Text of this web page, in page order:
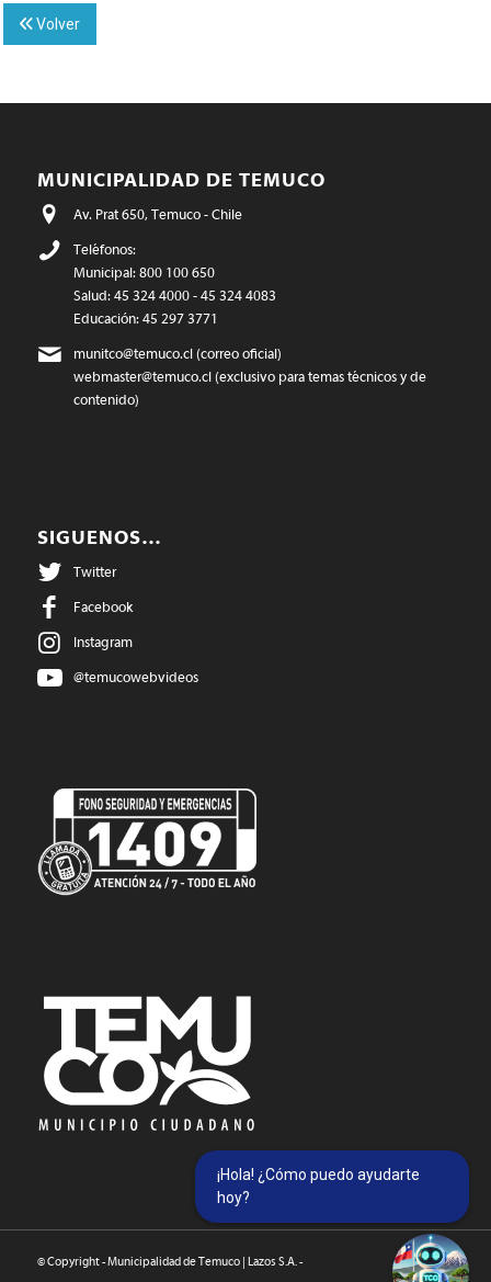
Volver
MUNICIPALIDAD DE TEMUCO
Av. Prat 650, Temuco - Chile
Teléfonos:
Municipal: 800 100 650
Salud: 45 324 4000 - 45 324 4083
Educación: 45 297 3771
munitco@temuco.cl(correo oficial)
webmaster@temuco.cl(exclusivo para temas técnicos y de
contenido)
SIGUENOS…
Twitter
Facebook
Instagram
@temucowebvideos
© Copyright - Municipalidad de Temuco | Lazos S.A. -
¡Hola! ¿Cómo puedo ayudarte
hoy?